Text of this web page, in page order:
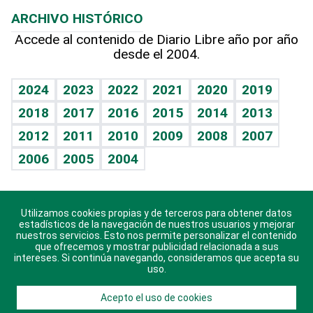
Hablando con el pediatra
Vida y familia
Eñe
Celebrando la vida
Sin complejos
En pocas palabras
Escuchando al corazón
Economía Personal
Línea de hit
TBT Deportivo
Más firmas
Hecho en casa
Guía del dinero
Cumpleaños
Horóscopos
Crucigramas
ARCHIVO HISTÓRICO
Accede al contenido de Diario Libre año por año
desde el 2004.
2024 2023 2022 2021 2020
2019
2018
2017 2016 2015 2014
2013
2012
2011 2010 2009 2008
2007
2006
2005 2004
Descarga nuestras aplicaciones para Android, iOS y
sistema Huawei.
© 2021 Diario Libre, todos los derechos reservados.
Utilizamos cookies propias y de terceros para obtener datos
estadísticos de la navegación de nuestros usuarios y mejorar
nuestros servicios. Esto nos permite personalizar el contenido
que ofrecemos y mostrar publicidad relacionada a sus
intereses. Si continúa navegando, consideramos que acepta su
uso.
Acepto el uso de cookies